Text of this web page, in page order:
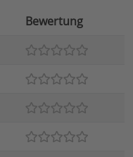
Bewertung